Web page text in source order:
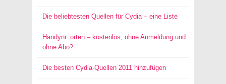
Die beliebtesten Quellen für Cydia – eine Liste
Handynr. orten – kostenlos, ohne Anmeldung und
ohne Abo?
Die besten Cydia-Quellen 2011 hinzufügen